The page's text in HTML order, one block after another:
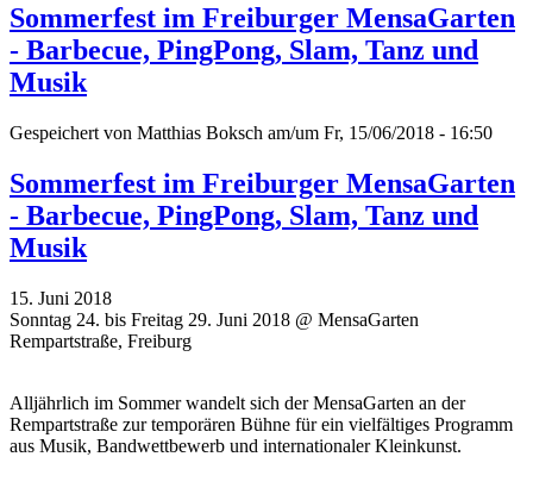
Sommerfest im Freiburger MensaGarten
- Barbecue, PingPong, Slam, Tanz und
Musik
Gespeichert von Matthias Boksch am/um Fr, 15/06/2018 - 16:50
Sommerfest im Freiburger MensaGarten
- Barbecue, PingPong, Slam, Tanz und
Musik
15. Juni 2018
Sonntag 24. bis Freitag 29. Juni 2018 @ MensaGarten
Rempartstraße, Freiburg
Alljährlich im Sommer wandelt sich der MensaGarten an der
Rempartstraße zur temporären Bühne für ein vielfältiges Programm
aus Musik, Bandwettbewerb und internationaler Kleinkunst.